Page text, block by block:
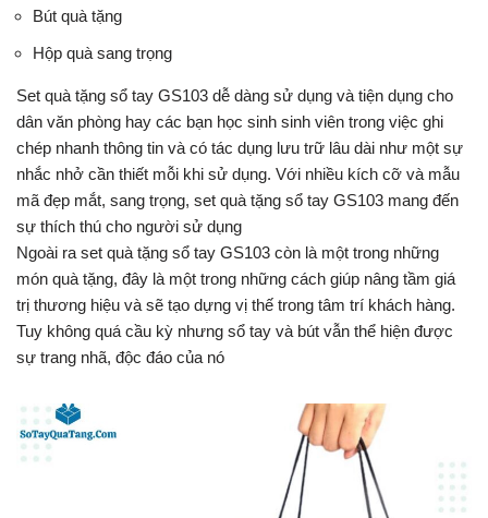
Bút quà tặng
Hộp quà sang trọng
Set quà tặng sổ tay GS103 dễ dàng sử dụng và tiện dụng cho
dân văn phòng hay các bạn học sinh sinh viên trong việc ghi
chép nhanh thông tin và có tác dụng lưu trữ lâu dài như một sự
nhắc nhở cần thiết mỗi khi sử dụng. Với nhiều kích cỡ và mẫu
mã đẹp mắt, sang trọng, set quà tặng sổ tay GS103 mang đến
sự thích thú cho người sử dụng
Ngoài ra set quà tặng sổ tay GS103 còn là một trong những
món quà tặng, đây là một trong những cách giúp nâng tầm giá
trị thương hiệu và sẽ tạo dựng vị thế trong tâm trí khách hàng.
Tuy không quá cầu kỳ nhưng sổ tay và bút vẫn thể hiện được
sự trang nhã, độc đáo của nó